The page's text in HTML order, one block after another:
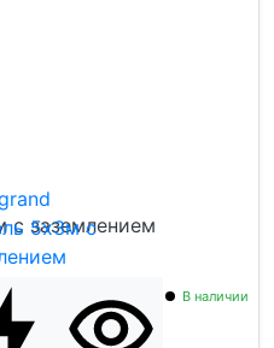
с заземлением
В наличии